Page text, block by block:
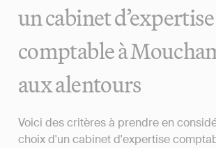
un cabinet d’expertise
comptable à
aux alentours
Voici des critères à prendre en
choix d'un cabinet d'expertise